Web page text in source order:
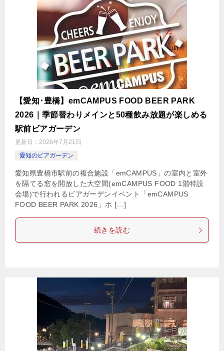
【愛知･豊橋】emCAMPUS FOOD BEER PARK
2026｜季節替わりメインと50種飲み放題が楽しめる
駅前ビアガーデン
更新日： 2026年7月21日
愛知のビアガーデン
愛知県豊橋市駅前の複合施設「emCAMPUS」の室内と室外
を隔てる窓を開放した大空間(emCAMPUS FOOD 1階特設
会場)で行われるビアガーデンイベント「emCAMPUS
FOOD BEER PARK 2026」ホ […]
続きを読む